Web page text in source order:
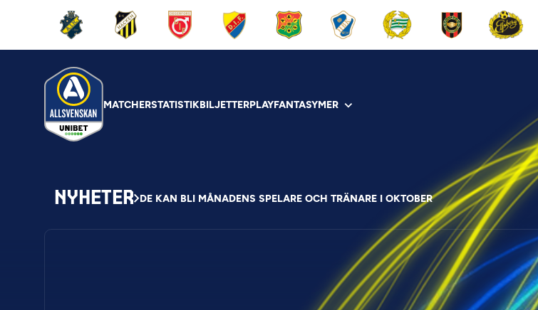
MATCHERSTATISTIKBILJETTERPLAYFANTASYMER
NYHETER DE KAN BLI MÅNADENS SPELARE OCH TRÄNARE I OKTOBER